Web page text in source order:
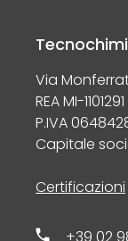
Via
REA MI-1101291
P.IVA
Capitale
Certificazioni